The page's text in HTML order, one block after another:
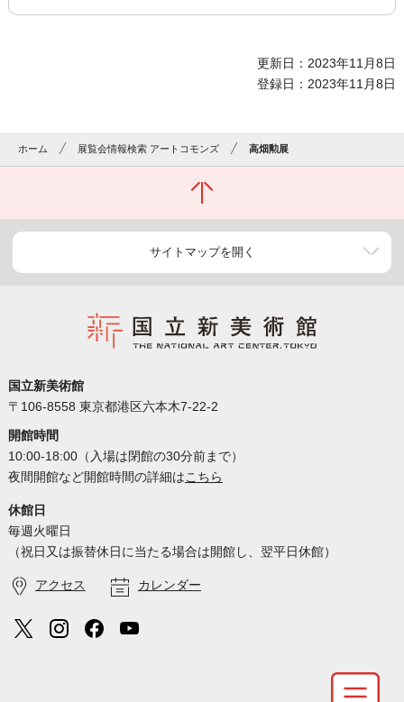
更新日：2023年11月8日
登録日：2023年11月8日
ホーム 展覧会情報検索 アートコモンズ 高畑勲展
サイトマップを開く
国立新美術館
〒106-8558 東京都港区六本木7-22-2
開館時間
10:00-18:00（入場は閉館の30分前まで）
夜間開館など開館時間の詳細はこちら
休館日
毎週火曜日
（祝日又は振替休日に当たる場合は開館し、翌平日休館）
アクセス カレンダー